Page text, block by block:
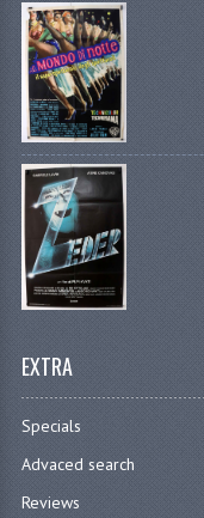
EXTRA
Specials
Advaced search
Reviews